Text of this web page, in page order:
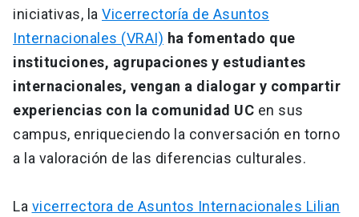
iniciativas, la Vicerrectoría de Asuntos
Internacionales (VRAI) ha fomentado que
instituciones, agrupaciones y estudiantes
internacionales, vengan a dialogar y compartir
experiencias con la comunidad UC en sus
campus, enriqueciendo la conversación en torno
a la valoración de las diferencias culturales.
La vicerrectora de Asuntos Internacionales Lilian